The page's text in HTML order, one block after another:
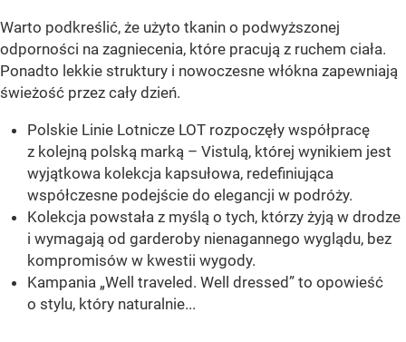
Warto podkreślić, że użyto tkanin o podwyższonej
odporności na zagniecenia, które pracują z ruchem ciała.
Ponadto lekkie struktury i nowoczesne włókna zapewniają
świeżość przez cały dzień.
Polskie Linie Lotnicze LOT rozpoczęły współpracę
z kolejną polską marką – Vistulą, której wynikiem jest
wyjątkowa kolekcja kapsułowa, redefiniująca
współczesne podejście do elegancji w podróży.
Kolekcja powstała z myślą o tych, którzy żyją w drodze
i wymagają od garderoby nienagannego wyglądu, bez
kompromisów w kwestii wygody.
Kampania „Well traveled. Well dressed” to opowieść
o stylu, który naturalnie...